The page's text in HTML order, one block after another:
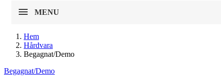
MENU
Hem
Hårdvara
Begagnat/Demo
Begagnat/Demo